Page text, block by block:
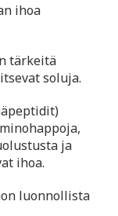
ihoa
tärkeitä
soluja.
ja
ihoa.
luonnollista